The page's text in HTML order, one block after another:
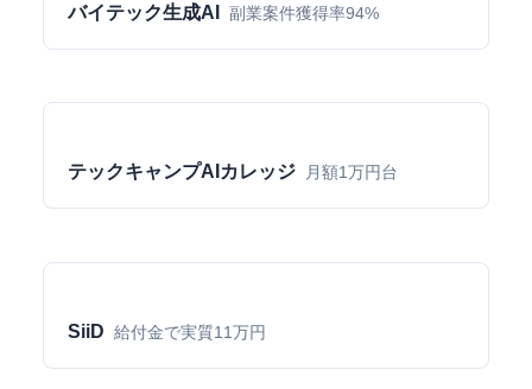
バイテック生成AI 副業案件獲得率94%
テックキャンプAIカレッジ 月額1万円台
SiiD 給付金で実質11万円